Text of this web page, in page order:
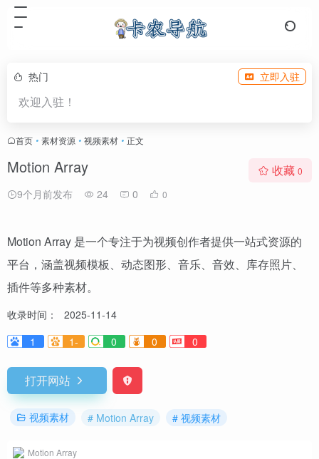
热门 立即入驻
欢迎入驻！
首页 • 素材资源 • 视频素材 • 正文
Motion Array
9个月前发布 24 0 0
收藏 0
Motion Array 是一个专注于为视频创作者提供一站式资源的
平台，涵盖视频模板、动态图形、音乐、音效、库存照片、
插件等多种素材。
收录时间：
2025-11-14
1
1- 0 0 0
打开网站
视频素材 # Motion Array # 视频素材
Motion Array